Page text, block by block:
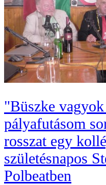
"Büszke
pályafutásom
rosszat egy
születésnapos
Polbeatben